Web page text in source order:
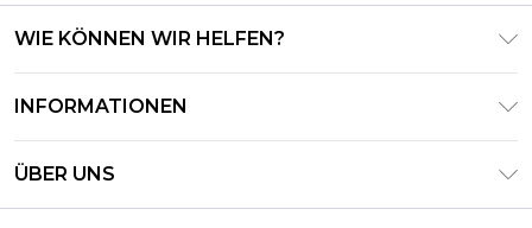
WIE KÖNNEN WIR HELFEN?
Meine Bestellung verfolgen & zurücksenden
Lieferoptionen
INFORMATIONEN
Geschäftsbedingungen – Aktualisiert Juni 2026
ÜBER UNS